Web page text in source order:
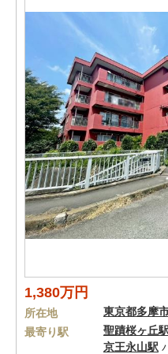
1,380万円
所在地 東京都多摩
最寄り駅
聖蹟桜ヶ丘駅
京王永山駅